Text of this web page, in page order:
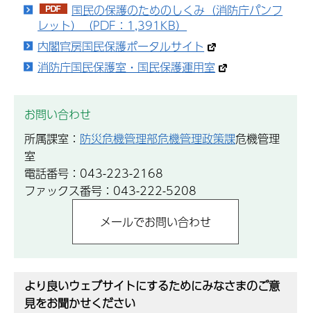
国民の保護のためのしくみ（消防庁パンフ
レット）（PDF：1,391KB）
内閣官房国民保護ポータルサイト
消防庁国民保護室・国民保護運用室
お問い合わせ
所属課室： 防災危機管理部危機管理政策課危機管理
室
電話番号：043-223-2168
ファックス番号：043-222-5208
より良いウェブサイトにするためにみなさまのご意
見をお聞かせください